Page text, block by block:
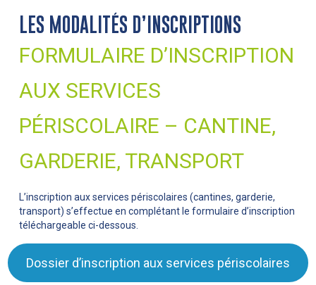
LES MODALITÉS D’INSCRIPTIONS
FORMULAIRE D’INSCRIPTION
AUX SERVICES
PÉRISCOLAIRE – CANTINE,
GARDERIE, TRANSPORT
L’inscription aux services périscolaires (cantines, garderie,
transport) s’effectue en complétant le formulaire d’inscription
téléchargeable ci-dessous.
Dossier d’inscription aux services périscolaires